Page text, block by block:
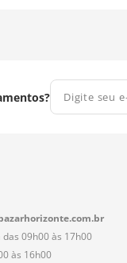
das 09h00 às 17h00
às 16h00